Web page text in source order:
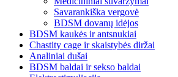
Savarankiška vergovė
BDSM dovanų idėjos
BDSM kaukės ir antsnukiai
Chastity cage ir skaistybės diržai
Analiniai dušai
BDSM baldai ir sekso baldai